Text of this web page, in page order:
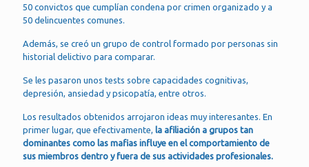
50 convictos que cumplían condena por crimen organizado y a
50 delincuentes comunes.
Además, se creó un grupo de control formado por personas sin
historial delictivo para comparar.
Se les pasaron unos tests sobre capacidades cognitivas,
depresión, ansiedad y psicopatía, entre otros.
Los resultados obtenidos arrojaron ideas muy interesantes. En
primer lugar, que efectivamente, la afiliación a grupos tan
dominantes como las mafias influye en el comportamiento de
sus miembros dentro y fuera de sus actividades profesionales.